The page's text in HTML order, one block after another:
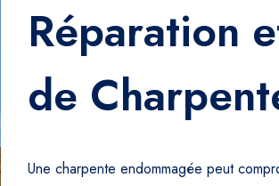
Réparation
de
Une charpente endommagée peut